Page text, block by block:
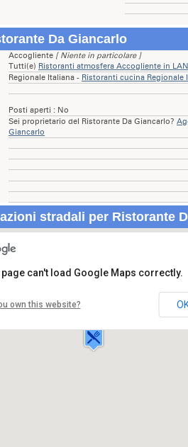
Da Giancarlo
Accogliente [ Niente in particolare ]
Tutti(e) Ristoranti atmosfera Accogliente in
Regionale Italiana - Ristoranti cucina Regionale
Posti aperti : No
Sei proprietario del Ristorante Da Giancarlo?
Giancarlo
stradali per Ristorante
Ristorante Da Giancarlo
Via Dei Ciclamini,34
08045 LANUSEI
can't load Google Maps correctly.
own this website?